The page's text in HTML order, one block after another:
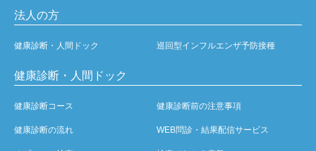
法人の方
健康診断・人間ドック 巡回型インフルエンザ予防接種
健康診断・人間ドック
健康診断コース 健康診断前の注意事項
健康診断の流れ WEB問診・結果配信サービス